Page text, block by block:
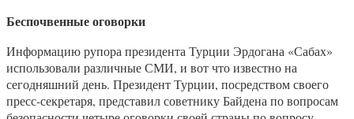
Беспочвенные оговорки
Информацию рупора президента Турции Эрдогана «Сабах»
использовали различные СМИ, и вот что известно на
сегодняшний день. Президент Турции, посредством своего
пресс-секретаря, представил советнику Байдена по вопросам